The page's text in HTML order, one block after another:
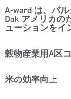
A-ward は、バ
Dak アメリカの
ューションをイ
穀物産業用A区
米の効率向上